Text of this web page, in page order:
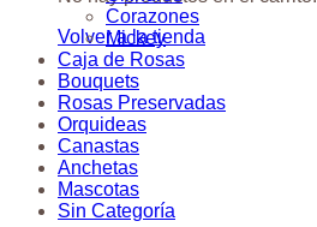
Volver a la tienda
Corazones
Mickey
Caja de Rosas
Bouquets
Rosas Preservadas
Orquideas
Canastas
Anchetas
Mascotas
Sin Categoría